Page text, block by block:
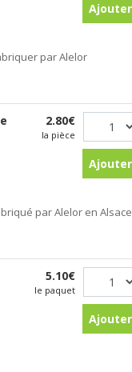
par Alelor
2.80€
la pièce
par Alelor en Alsace
5.10€
le paquet